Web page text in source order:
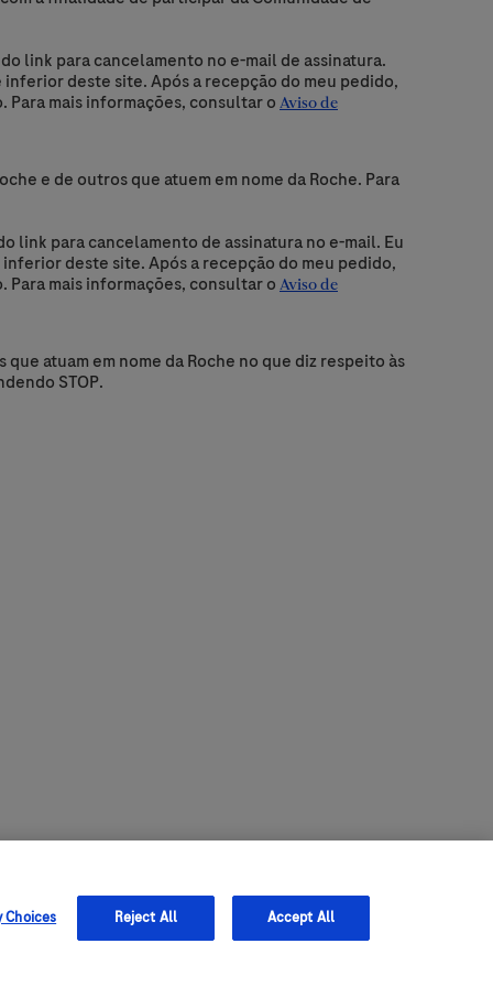
link para cancelamento no e-mail de assinatura.
deste site. Após a recepção do meu pedido,
Para mais informações, consultar o Aviso de
e de outros que atuem em nome da Roche. Para
link para cancelamento de assinatura no e-mail. Eu
deste site. Após a recepção do meu pedido,
Para mais informações, consultar o Aviso de
atuam em nome da Roche no que diz respeito às
STOP.
Choices Reject All Accept All